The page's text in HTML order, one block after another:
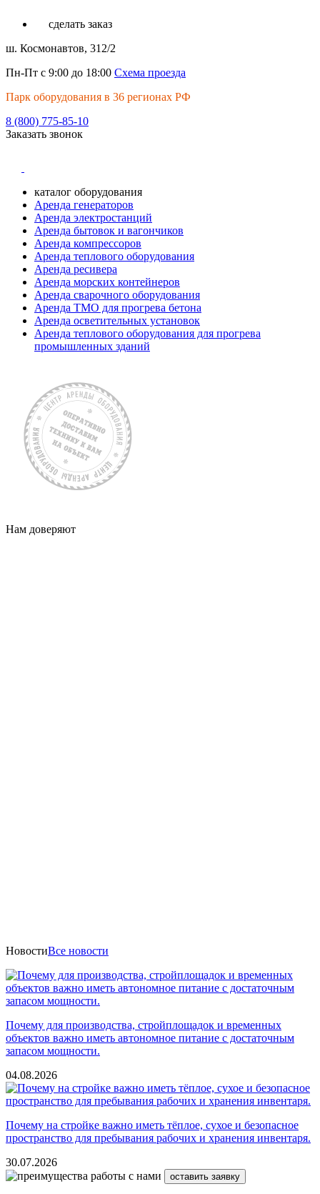
сделать заказ
ш. Космонавтов, 312/2
Пн-Пт с 9:00 до 18:00 Схема проезда
Парк оборудования в 36 регионах РФ
8 (800) 775-85-10
Заказать звонок
каталог оборудования
Аренда генераторов
Аренда электростанций
Аренда бытовок и вагончиков
Аренда компрессоров
Аренда теплового оборудования
Аренда ресивера
Аренда морских контейнеров
Аренда сварочного оборудования
Аренда ТМО для прогрева бетона
Аренда осветительных установок
Аренда теплового оборудования для прогрева
промышленных зданий
Нам доверяют
НовостиВсе новости
Почему для производства, стройплощадок и временных
объектов важно иметь автономное питание с достаточным
запасом мощности.
04.08.2026
Почему на стройке важно иметь тёплое, сухое и безопасное
пространство для пребывания рабочих и хранения инвентаря.
30.07.2026
оставить заявку